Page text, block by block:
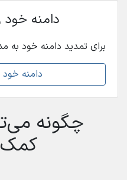
دامنه خود
برای تمدید دامنه خود به
دامنه خود
چگونه
کمک